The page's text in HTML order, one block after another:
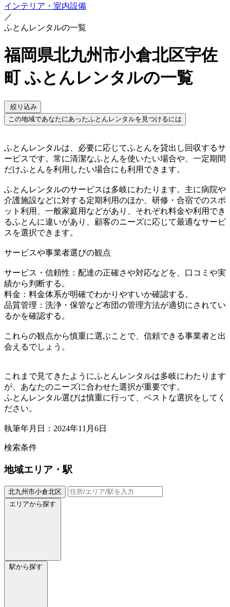
インテリア・室内設備
／
ふとんレンタルの一覧
福岡県北九州市小倉北区宇佐
町 ふとんレンタルの一覧
絞り込み
この地域であなたにあったふとんレンタルを見つけるには
ふとんレンタルは、必要に応じてふとんを貸出し回収するサ
ービスです。常に清潔なふとんを使いたい場合や、一定期間
だけふとんを利用したい場合にも利用できます。
ふとんレンタルのサービスは多岐にわたります。主に病院や
介護施設などに対する定期利用のほか、研修・合宿でのスポ
ット利用、一般家庭用などがあり、それぞれ料金や利用でき
るふとんに違いがあり、顧客のニーズに応じて最適なサービ
スを選択できます。
サービスや事業者選びの観点
サービス・信頼性：配達の正確さや対応などを、口コミや実
績から判断する。
料金：料金体系が明確でわかりやすいか確認する。
品質管理：洗浄・保管など布団の管理方法が適切にされてい
るかを確認する。
これらの観点から慎重に選ぶことで、信頼できる事業者と出
会えるでしょう。
これまで見てきたようにふとんレンタルは多岐にわたります
が、あなたのニーズに合わせた選択が重要です。
ふとんレンタル選びは慎重に行って、ベストな選択をしてく
ださい。
執筆年月日：2024年11月6日
検索条件
地域エリア・駅
北九州市小倉北区
エリアから探す
駅から探す